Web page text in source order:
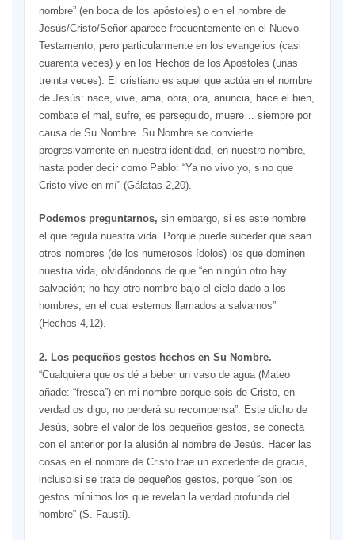
nombre” (en boca de los apóstoles) o en el nombre de
Jesús/Cristo/Señor aparece frecuentemente en el Nuevo
Testamento, pero particularmente en los evangelios (casi
cuarenta veces) y en los Hechos de los Apóstoles (unas
treinta veces). El cristiano es aquel que actúa en el nombre
de Jesús: nace, vive, ama, obra, ora, anuncia, hace el bien,
combate el mal, sufre, es perseguido, muere… siempre por
causa de Su Nombre. Su Nombre se convierte
progresivamente en nuestra identidad, en nuestro nombre,
hasta poder decir como Pablo: “Ya no vivo yo, sino que
Cristo vive en mí” (Gálatas 2,20).
Podemos preguntarnos, sin embargo, si es este nombre
el que regula nuestra vida. Porque puede suceder que sean
otros nombres (de los numerosos ídolos) los que dominen
nuestra vida, olvidándonos de que “en ningún otro hay
salvación; no hay otro nombre bajo el cielo dado a los
hombres, en el cual estemos llamados a salvarnos”
(Hechos 4,12).
2. Los pequeños gestos hechos en Su Nombre.
“Cualquiera que os dé a beber un vaso de agua (Mateo
añade: “fresca”) en mi nombre porque sois de Cristo, en
verdad os digo, no perderá su recompensa”. Este dicho de
Jesús, sobre el valor de los pequeños gestos, se conecta
con el anterior por la alusión al nombre de Jesús. Hacer las
cosas en el nombre de Cristo trae un excedente de gracia,
incluso si se trata de pequeños gestos, porque “son los
gestos mínimos los que revelan la verdad profunda del
hombre” (S. Fausti).